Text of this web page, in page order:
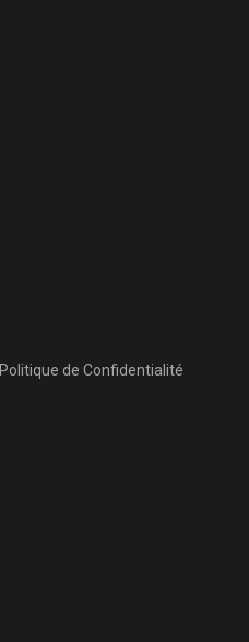
Politique de Confidentialité